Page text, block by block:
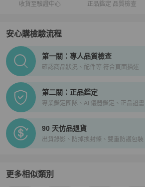
收貨至驗證中心 正品鑑定 品質檢查
安心購檢驗流程
PopChill拍拍圈正品驗證、安心購檢驗
第一關：專人品質檢查
確認商品狀況、配件等 符合頁面描述
第二關：正品鑑定
專業鑑定團隊、AI 儀器鑑定、正品證書
90 天仿品退貨
出貨錄影、防掉換封條、雙重防護包裝
更多相似類別